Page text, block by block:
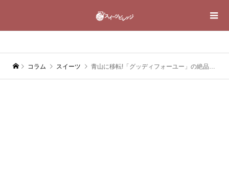
コラム スイーツ 青山に移転!「グッディフォーユー」の絶品スコーンとチーズケーキ